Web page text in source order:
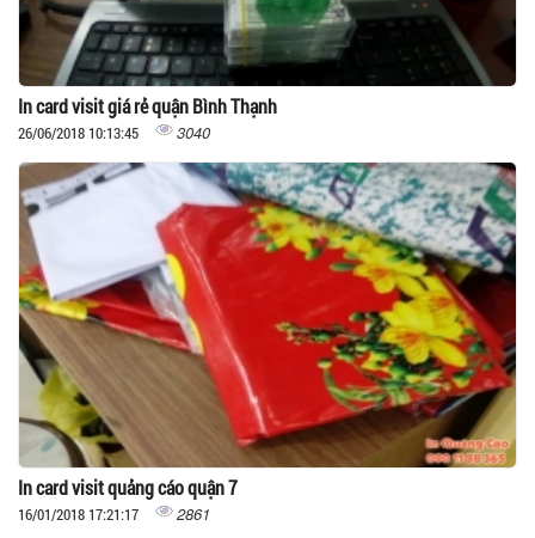
In card visit giá rẻ quận Bình Thạnh
26/06/2018 10:13:45 3040
In card visit quảng cáo quận 7
16/01/2018 17:21:17 2861